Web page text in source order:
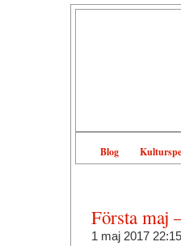
Blog
Första maj
1 maj 2017